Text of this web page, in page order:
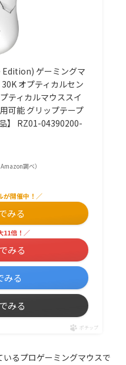
ゲーミングマ
オプティカルセン
ティカルマウススイ
可能 グリップテープ
】 RZ01-04390200-
調べ）
が開催中！／
みる
11倍！／
みる
みる
みる
ポチップ
るプロゲーミングマウスで